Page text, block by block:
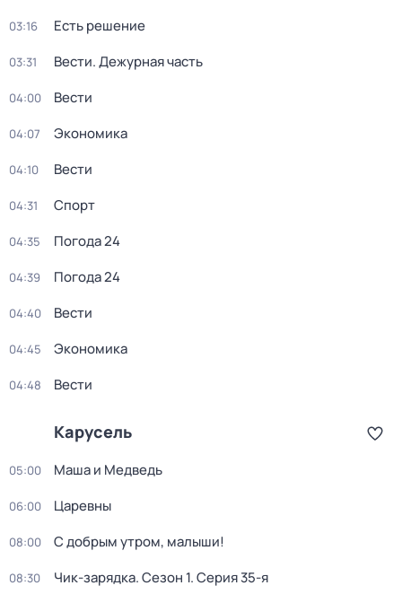
03:16 Есть решение
03:31 Вести. Дежурная часть
04:00 Вести
04:07 Экономика
04:10 Вести
04:31 Спорт
04:35 Погода 24
04:39 Погода 24
04:40 Вести
04:45 Экономика
04:48 Вести
Карусель
05:00 Маша и Медведь
06:00 Царевны
08:00 С добрым утром, малыши!
08:30 Чик-зарядка. Сезон 1. Серия 35-я